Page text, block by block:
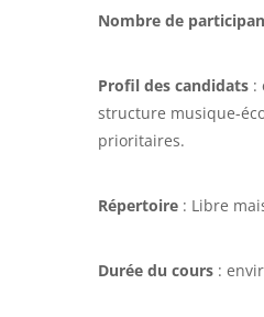
Nombre de
Profil des candidats :
structure musique-
prioritaires.
Répertoire : Libre
Durée du cours :